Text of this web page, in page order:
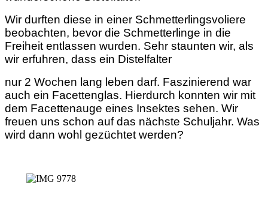
Wir durften diese in einer Schmetterlingsvoliere
beobachten, bevor die Schmetterlinge in die
Freiheit entlassen wurden. Sehr staunten wir, als
wir erfuhren, dass ein Distelfalter
nur 2 Wochen lang leben darf. Faszinierend war
auch ein Facettenglas. Hierdurch konnten wir mit
dem Facettenauge eines Insektes sehen. Wir
freuen uns schon auf das nächste Schuljahr. Was
wird dann wohl gezüchtet werden?